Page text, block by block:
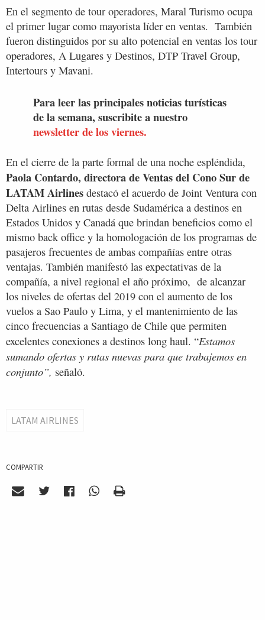
En el segmento de tour operadores, Maral Turismo ocupa
el primer lugar como mayorista líder en ventas. También
fueron distinguidos por su alto potencial en ventas los tour
operadores, A Lugares y Destinos, DTP Travel Group,
Intertours y Mavani.
Para leer las principales noticias turísticas
de la semana, suscribite a nuestro
newsletter de los viernes.
En el cierre de la parte formal de una noche espléndida,
Paola Contardo, directora de Ventas del Cono Sur de
LATAM Airlines destacó el acuerdo de Joint Ventura con
Delta Airlines en rutas desde Sudamérica a destinos en
Estados Unidos y Canadá que brindan beneficios como el
mismo back office y la homologación de los programas de
pasajeros frecuentes de ambas compañías entre otras
ventajas. También manifestó las expectativas de la
compañía, a nivel regional el año próximo, de alcanzar
los niveles de ofertas del 2019 con el aumento de los
vuelos a Sao Paulo y Lima, y el mantenimiento de las
cinco frecuencias a Santiago de Chile que permiten
excelentes conexiones a destinos long haul. “Estamos
sumando ofertas y rutas nuevas para que trabajemos en
conjunto”, señaló.
LATAM AIRLINES
COMPARTIR